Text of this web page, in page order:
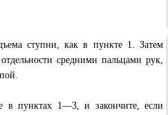
ступни, как в пункте 1. Затем
средними пальцами рук,
в пунктах 1—3, и закончите, если